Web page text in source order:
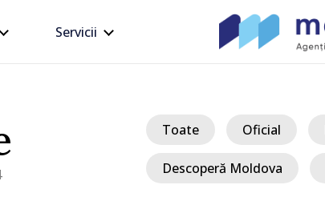
Servicii
Toate Oficial
Descoperă Moldova